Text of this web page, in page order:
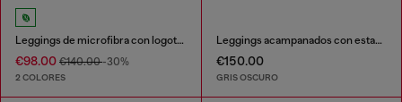
Leggings de microfibra con logotipo recortado
€98.00 €140.00-30%
2 COLORES
Leggings acampanados con estampado utilitario
€150.00
GRIS OSCURO